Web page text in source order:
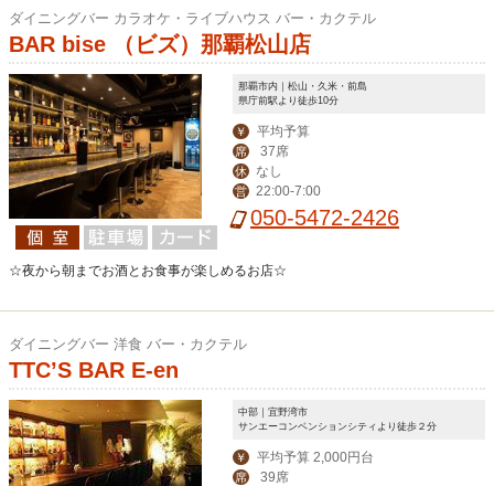
ダイニングバー カラオケ・ライブハウス バー・カクテル
BAR bise （ビズ）那覇松山店
那覇市内｜松山・久米・前島
県庁前駅より徒歩10分
￥ 平均予算
席 37席
休 なし
営 22:00-7:00
050-5472-2426
☆夜から朝までお酒とお食事が楽しめるお店☆
ダイニングバー 洋食 バー・カクテル
TTC’S BAR E-en
中部｜宜野湾市
サンエーコンベンションシティより徒歩２分
￥ 平均予算 2,000円台
席 39席